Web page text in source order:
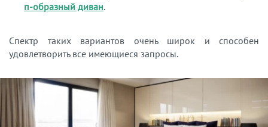
п-образный диван.
Спектр таких вариантов очень широк и способен
удовлетворить все имеющиеся запросы.